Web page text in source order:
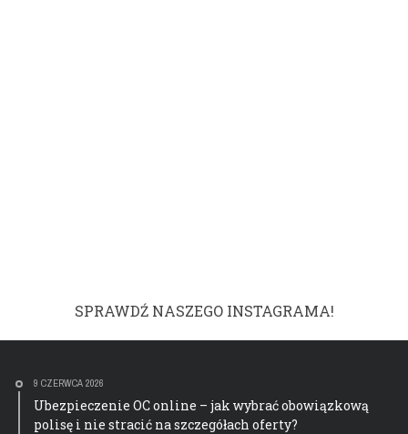
SPRAWDŹ NASZEGO INSTAGRAMA!
9 CZERWCA 2026
Ubezpieczenie OC online – jak wybrać obowiązkową
polisę i nie stracić na szczegółach oferty?